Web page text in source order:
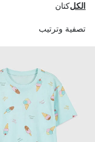
الكلكتان
تصفية وترتيب